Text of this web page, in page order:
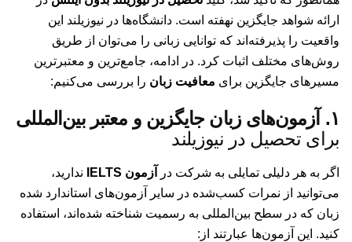
ارائه شواهد جایگزین نهفته است. دانشگاه‌ها در نیوزیلند این
واقعیت را پذیرفته‌اند که توانایی زبانی را می‌توان از طریق
روش‌های مختلف اثبات کرد. در ادامه، جامع‌ترین و معتبرترین
مسیرهای جایگزین برای معافیت زبان را بررسی می‌کنیم:
۱. آزمون‌های زبان جایگزین و معتبر بین‌المللی
برای تحصیل در نیوزیلند
اگر به هر دلیلی تمایلی به شرکت در آزمون IELTS
ندارید،
می‌توانید از نمرات کسب‌شده در سایر آزمون‌های استاندارد شده
زبان که در سطح بین‌المللی به رسمیت شناخته شده‌اند، استفاده
کنید. این آزمون‌ها عبارتند از: